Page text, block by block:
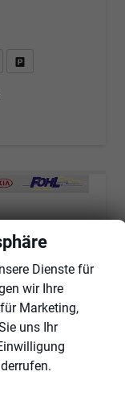
anfordern
Fahrzeugexpose (PDF)
Dienste für
wir Ihre
Marketing,
uns Ihr